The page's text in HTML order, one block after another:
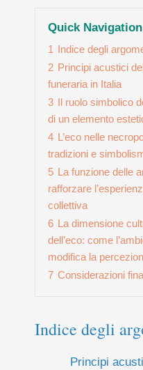
Quick Navigation
1 Indice degli
2 Principi acustici
funeraria in Italia
3 Il ruolo simbolico
di un elemento
4 L’eco nelle
tradizioni e
5 La funzione delle
rafforzare
collettiva
6 La dimensione
dell’eco: come
modifica la
7 Considerazioni
Indice degli
Principi